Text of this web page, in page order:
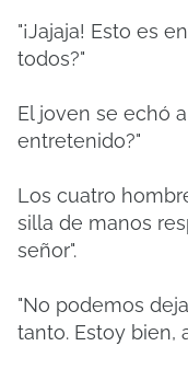
"¡Jajaja! Esto es
todos?"
El joven se echó
entretenido?"
Los cuatro
silla de manos
señor".
"No podemos
tanto. Estoy bien,